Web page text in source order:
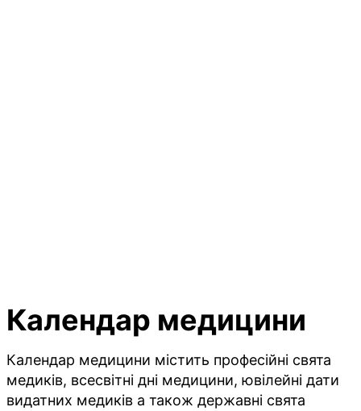
Календар медицини
Календар медицини містить професійні свята
медиків, всесвітні дні медицини, ювілейні дати
видатних медиків а також державні свята